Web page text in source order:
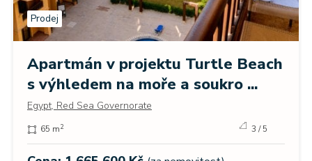
Prodej
Apartmán v projektu Turtle Beach
s výhledem na moře a soukro ...
Egypt, Red Sea Governorate
65 m2 3 / 5